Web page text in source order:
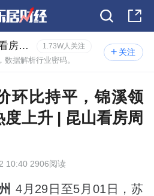
关注
北京二手房区域看房报告 1.73W人关注
数据解析行业密码。
环比持平，锦溪领
上升 | 昆山看房周
10:40 2906阅读
4月29日至5月01日，苏